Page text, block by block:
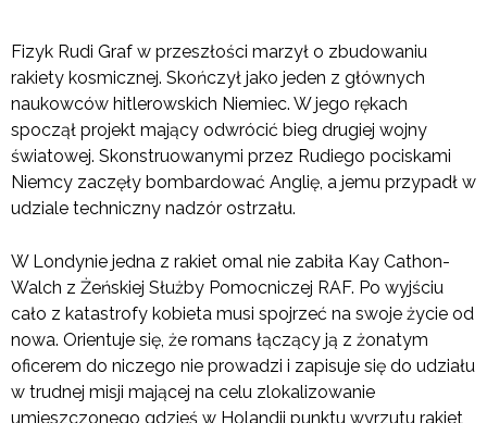
Fizyk Rudi Graf w przeszłości marzył o zbudowaniu
rakiety kosmicznej. Skończył jako jeden z głównych
naukowców hitlerowskich Niemiec. W jego rękach
spoczął projekt mający odwrócić bieg drugiej wojny
światowej. Skonstruowanymi przez Rudiego pociskami
Niemcy zaczęły bombardować Anglię, a jemu przypadł w
udziale techniczny nadzór ostrzału.
W Londynie jedna z rakiet omal nie zabiła Kay Cathon-
Walch z Żeńskiej Służby Pomocniczej RAF. Po wyjściu
cało z katastrofy kobieta musi spojrzeć na swoje życie od
nowa. Orientuje się, że romans łączący ją z żonatym
oficerem do niczego nie prowadzi i zapisuje się do udziału
w trudnej misji mającej na celu zlokalizowanie
umieszczonego gdzieś w Holandii punktu wyrzutu rakiet